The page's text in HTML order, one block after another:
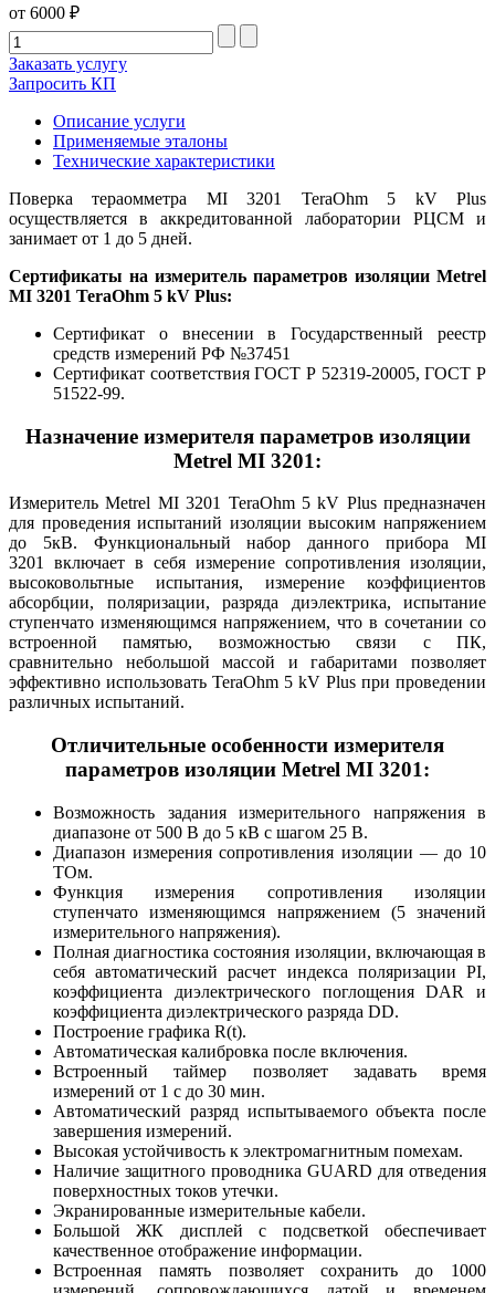
от 6000 ₽
Заказать услугу
Запросить КП
Описание услуги
Применяемые эталоны
Технические характеристики
Поверка тераомметра MI 3201 TeraOhm 5 kV Plus
осуществляется в аккредитованной лаборатории РЦСМ и
занимает от 1 до 5 дней.
Сертификаты на измеритель параметров изоляции Metrel
MI 3201 TeraOhm 5 kV Plus:
Сертификат о внесении в Государственный реестр
средств измерений РФ №37451
Сертификат соответствия ГОСТ Р 52319-20005, ГОСТ Р
51522-99.
Назначение измерителя параметров изоляции
Metrel MI 3201:
Измеритель Metrel MI 3201 TeraOhm 5 kV Plus предназначен
для проведения испытаний изоляции высоким напряжением
до 5кВ. Функциональный набор данного прибора MI
3201 включает в себя измерение сопротивления изоляции,
высоковольтные испытания, измерение коэффициентов
абсорбции, поляризации, разряда диэлектрика, испытание
ступенчато изменяющимся напряжением, что в сочетании со
встроенной памятью, возможностью связи с ПК,
сравнительно небольшой массой и габаритами позволяет
эффективно использовать TeraOhm 5 kV Plus при проведении
различных испытаний.
Отличительные особенности измерителя
параметров изоляции Metrel MI 3201:
Возможность задания измерительного напряжения в
диапазоне от 500 В до 5 кВ с шагом 25 В.
Диапазон измерения сопротивления изоляции — до 10
ТОм.
Функция измерения сопротивления изоляции
ступенчато изменяющимся напряжением (5 значений
измерительного напряжения).
Полная диагностика состояния изоляции, включающая в
себя автоматический расчет индекса поляризации PI,
коэффициента диэлектрического поглощения DAR и
коэффициента диэлектрического разряда DD.
Построение графика R(t).
Автоматическая калибровка после включения.
Встроенный таймер позволяет задавать время
измерений от 1 с до 30 мин.
Автоматический разряд испытываемого объекта после
завершения измерений.
Высокая устойчивость к электромагнитным помехам.
Наличие защитного проводника GUARD для отведения
поверхностных токов утечки.
Экранированные измерительные кабели.
Большой ЖК дисплей с подсветкой обеспечивает
качественное отображение информации.
Встроенная память позволяет сохранить до 1000